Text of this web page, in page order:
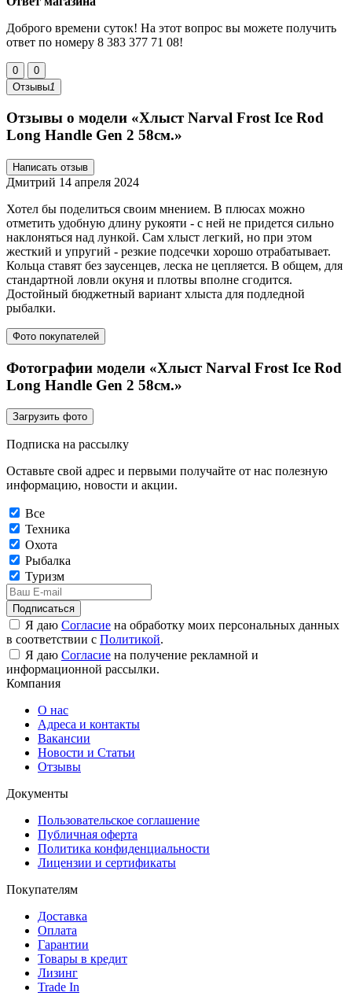
Доброго времени суток! На этот вопрос вы можете получить
ответ по номеру 8 383 377 71 08!
0
0
Отзывы1
Отзывы о модели «Хлыст Narval Frost Ice Rod
Long Handle Gen 2 58см.»
Написать отзыв
Дмитрий 14 апреля 2024
Хотел бы поделиться своим мнением. В плюсах можно
отметить удобную длину рукояти - с ней не придется сильно
наклоняться над лункой. Сам хлыст легкий, но при этом
жесткий и упругий - резкие подсечки хорошо отрабатывает.
Кольца ставят без заусенцев, леска не цепляется. В общем, для
стандартной ловли окуня и плотвы вполне сгодится.
Достойный бюджетный вариант хлыста для подледной
рыбалки.
Фото покупателей
Фотографии модели «Хлыст Narval Frost Ice Rod
Long Handle Gen 2 58см.»
Загрузить фото
Подписка на рассылку
Оставьте свой адрес и первыми получайте от нас полезную
информацию, новости и акции.
Все
Техника
Охота
Рыбалка
Туризм
Подписаться
Я даю Согласие на обработку моих персональных данных
в соответствии с Политикой.
Я даю Согласие на получение рекламной и
информационной рассылки.
Компания
О нас
Адреса и контакты
Вакансии
Новости и Статьи
Отзывы
Документы
Пользовательское соглашение
Публичная оферта
Политика конфиденциальности
Лицензии и сертификаты
Покупателям
Доставка
Оплата
Гарантии
Товары в кредит
Лизинг
Trade In